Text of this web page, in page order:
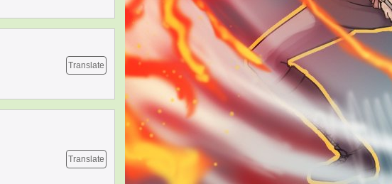
Translate
Translate